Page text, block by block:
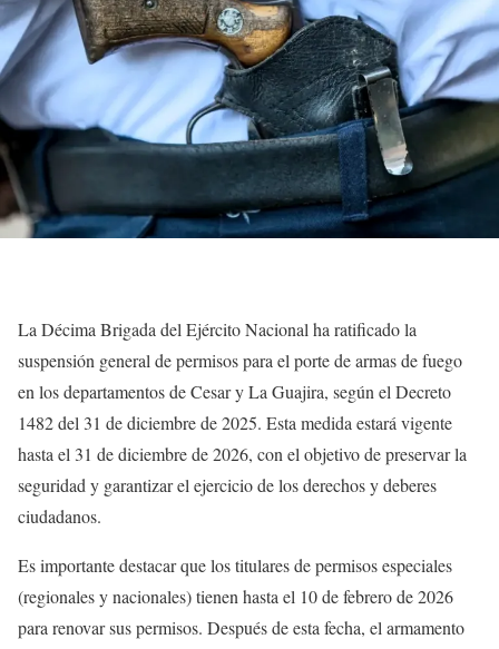
La Décima Brigada del Ejército Nacional ha ratificado la
suspensión general de permisos para el porte de armas de fuego
en los departamentos de Cesar y La Guajira, según el Decreto
1482 del 31 de diciembre de 2025. Esta medida estará vigente
hasta el 31 de diciembre de 2026, con el objetivo de preservar la
seguridad y garantizar el ejercicio de los derechos y deberes
ciudadanos.
Es importante destacar que los titulares de permisos especiales
(regionales y nacionales) tienen hasta el 10 de febrero de 2026
para renovar sus permisos. Después de esta fecha, el armamento